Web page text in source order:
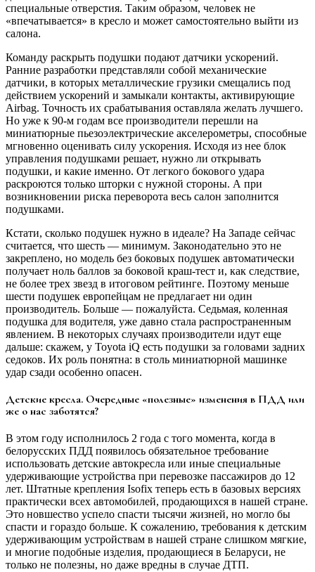
специальные отверстия. Таким образом, человек не
«впечатывается» в кресло и может самостоятельно выйти из
салона.
Команду раскрыть подушки подают датчики ускорений.
Ранние разработки представляли собой механические
датчики, в которых металлические грузики смещались под
действием ускорений и замыкали контакты, активирующие
Airbag. Точность их срабатывания оставляла желать лучшего.
Но уже к 90-м годам все производители перешли на
миниатюрные пьезоэлектрические акселерометры, способные
мгновенно оценивать силу ускорения. Исходя из нее блок
управления подушками решает, нужно ли открывать
подушки, и какие именно. От легкого бокового удара
раскроются только шторки с нужной стороны. А при
возникновении риска переворота весь салон заполнится
подушками.
Кстати, сколько подушек нужно в идеале? На Западе сейчас
считается, что шесть — минимум. Законодательно это не
закреплено, но модель без боковых подушек автоматически
получает ноль баллов за боковой краш-тест и, как следствие,
не более трех звезд в итоговом рейтинге. Поэтому меньше
шести подушек европейцам не предлагает ни один
производитель. Больше — пожалуйста. Седьмая, коленная
подушка для водителя, уже давно стала распространенным
явлением. В некоторых случаях производители идут еще
дальше: скажем, у Toyota iQ есть подушки за головами задних
седоков. Их роль понятна: в столь миниатюрной машинке
удар сзади особенно опасен.
Детские кресла. Очередные «полезные» изменения в ПДД или
же о нас заботятся?
В этом году исполнилось 2 года с того момента, когда в
белорусских ПДД появилось обязательное требование
использовать детские автокресла или иные специальные
удерживающие устройства при перевозке пассажиров до 12
лет. Штатные крепления Isofix теперь есть в базовых версиях
практически всех автомобилей, продающихся в нашей стране.
Это новшество успело спасти тысячи жизней, но могло бы
спасти и гораздо больше. К сожалению, требования к детским
удерживающим устройствам в нашей стране слишком мягкие,
и многие подобные изделия, продающиеся в Беларуси, не
только не полезны, но даже вредны в случае ДТП.